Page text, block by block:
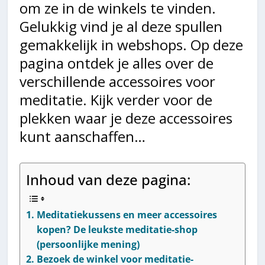
om ze in de winkels te vinden.
Gelukkig vind je al deze spullen
gemakkelijk in webshops. Op deze
pagina ontdek je alles over de
verschillende accessoires voor
meditatie. Kijk verder voor de
plekken waar je deze accessoires
kunt aanschaffen…
Inhoud van deze pagina:
Meditatiekussens en meer accessoires
kopen? De leukste meditatie-shop
(persoonlijke mening)
Bezoek de winkel voor meditatie-